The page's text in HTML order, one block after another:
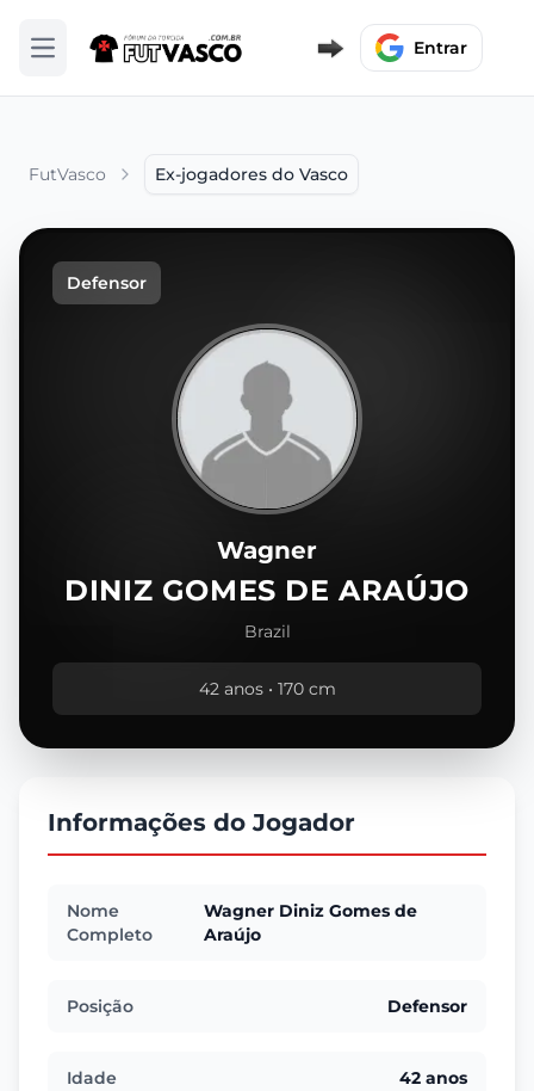
Abrir menu Entrar
FutVasco Ex-jogadores do Vasco
Defensor
Wagner
DINIZ GOMES DE ARAÚJO
Brazil
42 anos • 170 cm
Informações do Jogador
Nome
Completo
Wagner Diniz Gomes de
Araújo
Posição Defensor
Idade 42 anos